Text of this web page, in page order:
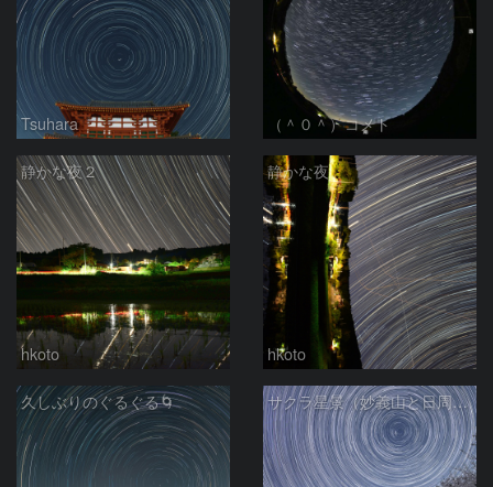
Tsuhara （＾０＾）コメト
静かな夜２
hkoto
静かな夜
hkoto
久しぶりのぐるぐる🌀 サクラ星景（妙義山と日周運動）